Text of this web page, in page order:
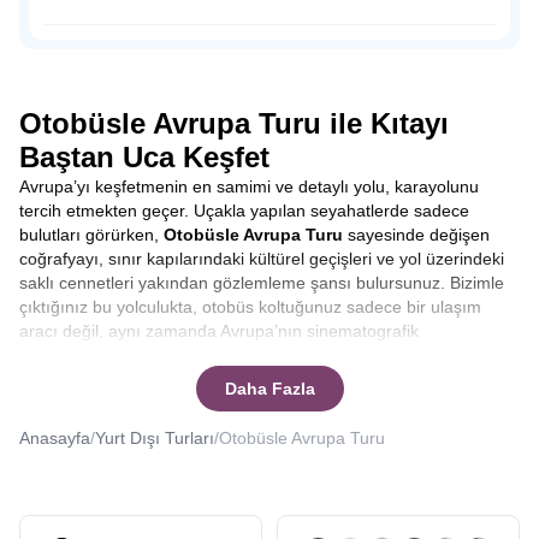
doğal güzelliğine rağmen, henüz çılgın turist kalabalığına
uğramamış bakir bir yerleşim yeri.
Otobüsle Avrupa Turu ile Kıtayı
Baştan Uca Keşfet
Avrupa’yı keşfetmenin en samimi ve detaylı yolu, karayolunu
tercih etmekten geçer. Uçakla yapılan seyahatlerde sadece
bulutları görürken, Otobüsle Avrupa Turu sayesinde değişen
coğrafyayı, sınır kapılarındaki kültürel geçişleri ve yol üzerindeki
saklı cennetleri yakından gözlemleme şansı bulursunuz. Bizimle
çıktığınız bu yolculukta, otobüs koltuğunuz sadece bir ulaşım
aracı değil, aynı zamanda Avrupa’nın sinematografik
şehirler arası geçişlerde rehberlerimizin anlatımlarıyla
bilgilenirken, molalarda yerel lezzetleri tatma fırsatı yakalarsınız.
kendisinden keyif alanlar için tasarlanmıştır.
Seyahat etmek, sadece yeni yerler görmek değil, aynı zamanda
Daha Fazla
Anasayfa/Yurt Dışı Turları/Otobüsle Avrupa Turu